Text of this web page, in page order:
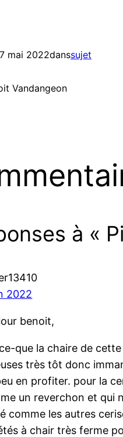
mai 2022danssujet
Vandangeon
à «
2022
benoit,
que la chaire de
très tôt donc
en profiter. pour la
un reverchon et qui
comme les autres
à chair très ferme